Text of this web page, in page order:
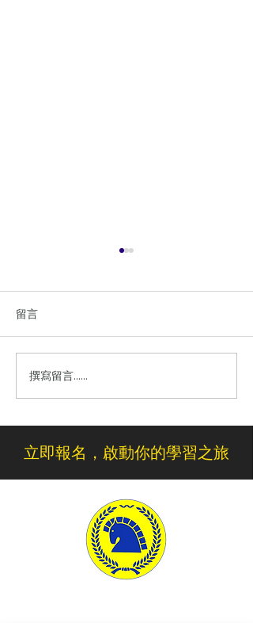
🎯限時限定活動丨學車就
能抽！
留言
撰寫留言......
立即報名，啟動你的學習之旅